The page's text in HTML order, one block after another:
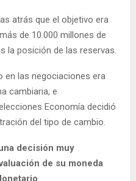
atrás que el objetivo era
de 10.000 millones de
la posición de las reservas.
en las negociaciones era
cambiaria, e
Economía decidió
del tipo de cambio.
decisión muy
de su moneda